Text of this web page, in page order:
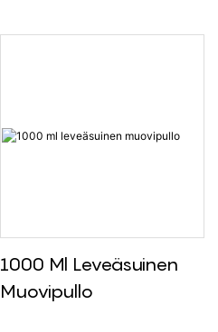
1000 Ml Leveäsuinen
Muovipullo